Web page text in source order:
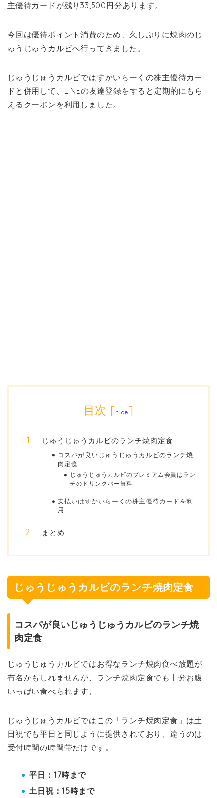
主優待カードが残り33,500円分あります。
今回は優待ポイント消費のため、久しぶりに焼肉のじ
ゅうじゅうカルビへ行ってきました。
じゅうじゅうカルビではすかいらーくの株主優待カー
ドと併用して、LINEの友達登録をすると定期的にもら
えるクーポンを利用しました。
目次 [hide]
じゅうじゅうカルビのランチ焼肉定食
コスパが良いじゅうじゅうカルビのランチ焼
肉定食
じゅうじゅうカルビのプレミアム会員はラン
チのドリンクバー無料
支払いはすかいらーくの株主優待カードを利
用
まとめ
じゅうじゅうカルビのランチ焼肉定食
コスパが良いじゅうじゅうカルビのランチ焼
肉定食
じゅうじゅうカルビではお得なランチ焼肉食べ放題が
有名かもしれませんが、ランチ焼肉定食でも十分お腹
いっぱい食べられます。
じゅうじゅうカルビではこの「ランチ焼肉定食」は土
日祝でも平日と同じように提供されており、違うのは
受付時間の時間帯だけです。
平日：17時まで
土日祝：15時まで